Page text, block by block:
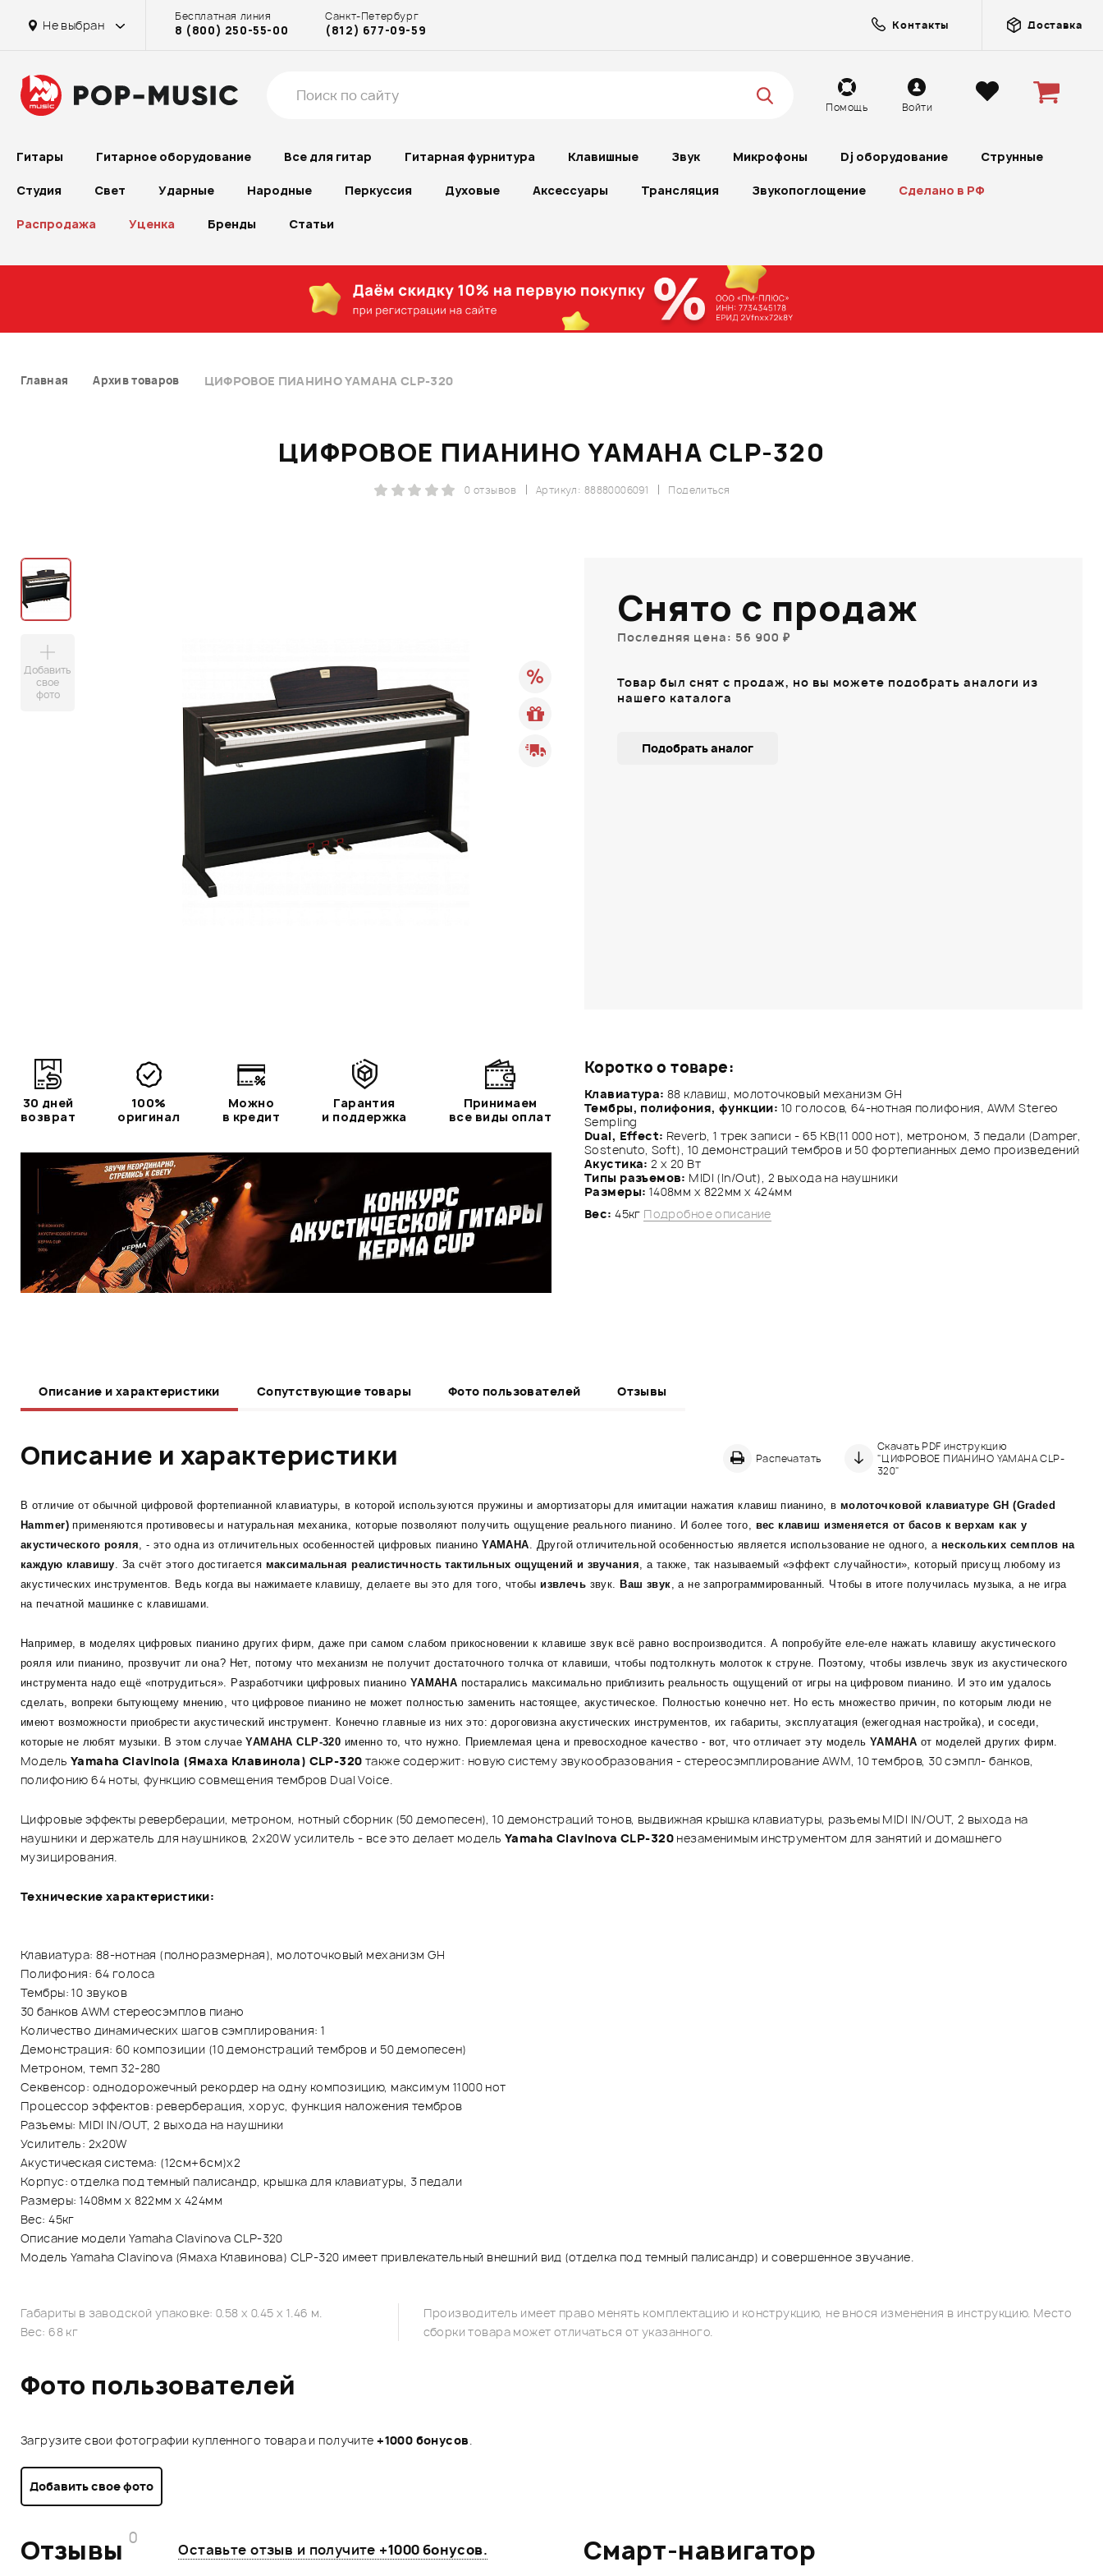
Не выбран
Бесплатная линия
8 (800) 250-55-00
Санкт-Петербург
(812) 677-09-59 Контакты Доставка
Помощь Войти
Гитары Гитарное оборудование Все для гитар Гитарная фурнитура Клавишные Звук Микрофоны Dj оборудование Струнные
Студия Свет Ударные Народные Перкуссия Духовые Аксессуары Трансляция Звукопоглощение Сделано в РФ
Распродажа Уценка Бренды Статьи
Главная Архив товаров ЦИФРОВОЕ ПИАНИНО YAMAHA CLP-320
ЦИФРОВОЕ ПИАНИНО YAMAHA CLP-320
Поделиться
Артикул: 88880006091
0 отзывов
Добавить
свое
фото
Коротко о товаре:
Клавиатура: 88 клавиш, молоточковый механизм GH
Тембры, полифония, функции: 10 голосов, 64-нотная полифония, AWM Stereo
Sempling
Dual, Effect: Reverb, 1 трек записи - 65 KB(11 000 нот), метроном, 3 педали (Damper,
Sostenuto, Soft), 10 демонстраций тембров и 50 фортепианных демо произведений
Акустика: 2 х 20 Вт
Типы разъемов: MIDI (In/Out), 2 выхода на наушники
Размеры: 1408мм х 822мм х 424мм
Вес: 45кг Подробное описание
Снято с продаж
Последняя цена: 56 900 ₽
Товар был снят с продаж, но вы можете подобрать аналоги из
нашего каталога
Подобрать аналог
30 дней
возврат
100%
оригинал
Можно
в кредит
Гарантия
и поддержка
Принимаем
все виды оплат
Описание и характеристики Сопутствующие товары Фото пользователей Отзывы
Описание и характеристики Распечатать
Скачать PDF инструкцию
"ЦИФРОВОЕ ПИАНИНО YAMAHA CLP-
320"
В отличие от обычной цифровой фортепианной клавиатуры, в которой используются пружины и амортизаторы для имитации нажатия клавиш пианино, в молоточковой клавиатуре GH (Graded
Hammer)применяются противовесы и натуральная механика, которые позволяют получить ощущение реального пианино. И более того, вес клавиш изменяется от басов к верхам как у
акустического рояля , - это одна из отличительных особенностей цифровых пианиноYAMAHA . Другой отличительной особенностью является использование не одного, а нескольких семплов на
каждую клавишу . За счёт этого достигается максимальная реалистичность тактильных ощущений и звучания , а также, так называемый «эффект случайности», который присущ любому из
акустических инструментов. Ведь когда вы нажимаете клавишу, делаете вы это для того, чтобы извлечь звук. Ваш звук , а не запрограммированный. Чтобы в итоге получилась музыка, а не игра
на печатной машинке с клавишами.
Например, в моделях цифровых пианино других фирм, даже при самом слабом прикосновении к клавише звук всё равно воспроизводится. А попробуйте еле-еле нажать клавишу акустического
рояля или пианино, прозвучит ли она? Нет, потому что механизм не получит достаточного толчка от клавиши, чтобы подтолкнуть молоток к струне. Поэтому, чтобы извлечь звук из акустического
инструмента надо ещё «потрудиться». Разработчики цифровых пианино YAMAHA постарались максимально приблизить реальность ощущений от игры на цифровом пианино. И это им удалось
сделать, вопреки бытующему мнению, что цифровое пианино не может полностью заменить настоящее, акустическое. Полностью конечно нет. Но есть множество причин, по которым люди не
имеют возможности приобрести акустический инструмент. Конечно главные из них это: дороговизна акустических инструментов, их габариты, эксплуатация (ежегодная настройка), и соседи,
которые не любят музыки. В этом случаеYAMAHA CLP-320 именно то, что нужно. Приемлемая цена и превосходное качество - вот, что отличает эту модель YAMAHA от моделей других фирм.
Модель Yamaha Clavinola (Ямаха Клавинола) CLP-320 также содержит: новую систему звукообразования - cтереосэмплирование AWM, 10 тембров, 30 сэмпл- банков,
полифонию 64 ноты, функцию совмещения тембров Dual Voice.
Цифровые эффекты реверберации, метроном, нотный сборник (50 демопесен), 10 демонстраций тонов, выдвижная крышка клавиатуры, разъемы MIDI IN/OUT, 2 выхода на
наушники и держатель для наушников, 2х20W усилитель - все это делает модель Yamaha Clavinova CLP-320 незаменимым инструментом для занятий и домашнего
музицирования.
Технические характеристики:
Клавиатура: 88-нотная (полноразмерная), молоточковый механизм GH
Полифония: 64 голоса
Тембры: 10 звуков
30 банков AWM стереосэмплов пиано
Количество динамических шагов сэмплирования: 1
Демонстрация: 60 композиции (10 демонстраций тембров и 50 демопесен)
Метроном, темп 32-280
Секвенсор: однодорожечный рекордер на одну композицию, максимум 11000 нот
Процессор эффектов: реверберация, хорус, функция наложения тембров
Разъемы: MIDI IN/OUT, 2 выхода на наушники
Усилитель: 2х20W
Акустическая система: (12см+6см)х2
Корпус: отделка под темный палисандр, крышка для клавиатуры, 3 педали
Размеры: 1408мм х 822мм х 424мм
Вес: 45кг
Описание модели Yamaha Clavinova CLP-320
Модель Yamaha Clavinova (Ямаха Клавинова) CLP-320 имеет привлекательный внешний вид (отделка под темный палисандр) и совершенное звучание.
Габариты в заводской упаковке: 0.58 x 0.45 x 1.46 м.
Вес: 68 кг
Производитель имеет право менять комплектацию и конструкцию, не внося изменения в инструкцию. Место
сборки товара может отличаться от указанного.
Фото пользователей
Загрузите свои фотографии купленного товара и получите+1000 бонусов.
Добавить свое фото
Отзывы 0
Оставьте отзыв и получите +1000 бонусов. Смарт-навигатор